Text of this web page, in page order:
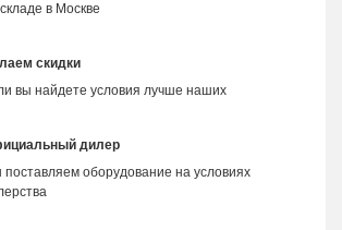
в Москве
скидки
вы найдете условия лучше наших
дилер
оборудование на условиях